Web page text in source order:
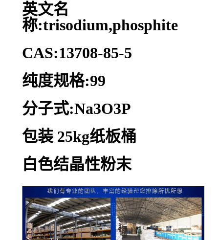
英文名
称:trisodium,phosphite
CAS:13708-85-5
纯度规格:99
分子式:Na3O3P
包装 25kg纸板桶
白色结晶性粉末